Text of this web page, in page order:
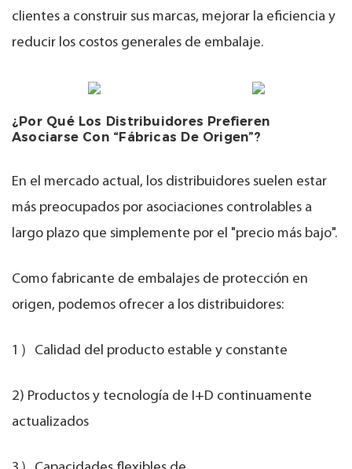
clientes a construir sus marcas, mejorar la eficiencia y
reducir los costos generales de embalaje.
¿Por Qué Los Distribuidores Prefieren
Asociarse Con “fábricas De Origen”?
En el mercado actual, los distribuidores suelen estar
más preocupados por asociaciones controlables a
largo plazo que simplemente por el "precio más bajo".
Como fabricante de embalajes de protección en
origen, podemos ofrecer a los distribuidores:
1）Calidad del producto estable y constante
2) Productos y tecnología de I+D continuamente
actualizados